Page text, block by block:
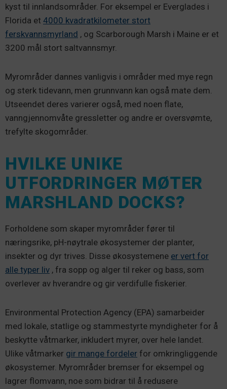
kyst til innlandsområder. For eksempel er Everglades i
Florida et 4000 kvadratkilometer stort
ferskvannsmyrland , og Scarborough Marsh i Maine er et
3200 mål stort saltvannsmyr.
Myrområder dannes vanligvis i områder med mye regn
og sterk tidevann, men grunnvann kan også mate dem.
Utseendet deres varierer også, med noen flate,
vanngjennomvåte gressletter og andre er oversvømte,
trefylte skogområder.
HVILKE UNIKE
UTFORDRINGER MØTER
MARSHLAND DOCKS?
Forholdene som skaper myrområder fører til
næringsrike, pH-nøytrale økosystemer der planter,
insekter og dyr trives. Disse økosystemene er vert for
alle typer liv , fra sopp og alger til reker og bass, som
overlever av hverandre og gir verdifulle fiskerier.
Environmental Protection Agency (EPA) samarbeider
med lokale, statlige og stammestyrte myndigheter for å
beskytte våtmarker, inkludert myrer, over hele landet.
Ulike våtmarker gir mange fordeler for omkringliggende
økosystemer. Myrområder bremser for eksempel og
lagrer flomvann, noe som bidrar til å redusere